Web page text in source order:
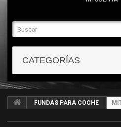
CATEGORÍAS
FUNDAS PARA COCHE